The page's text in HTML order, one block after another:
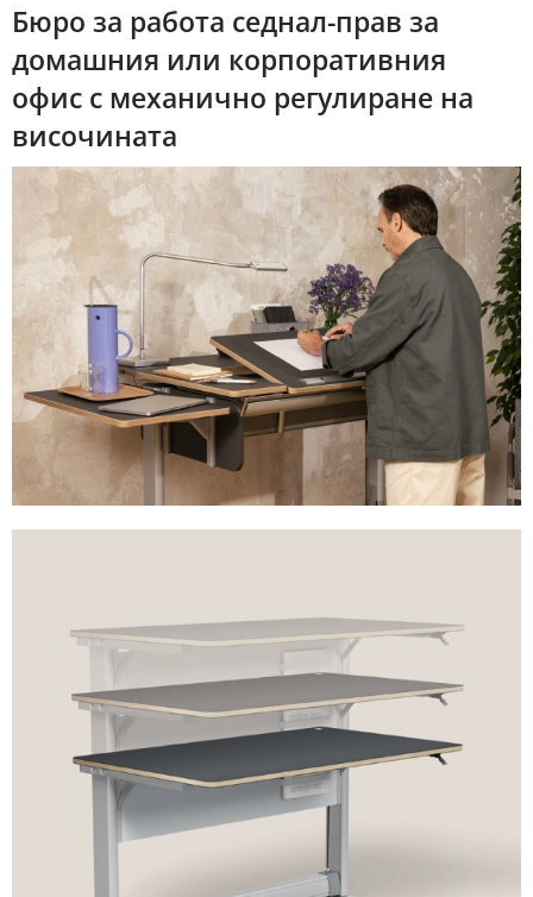
Бюро за работа седнал-прав за
домашния или корпоративния
офис с механично регулиране на
височината